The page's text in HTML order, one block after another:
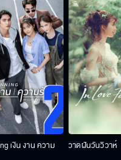
เงิน งาน ความ
วาดฝันวันวิวาห์